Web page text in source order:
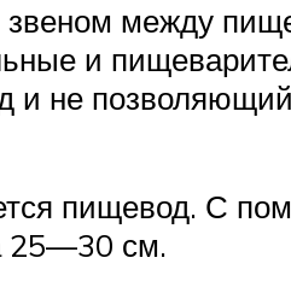
между
и
и не
пищевод. С
25—30 см.